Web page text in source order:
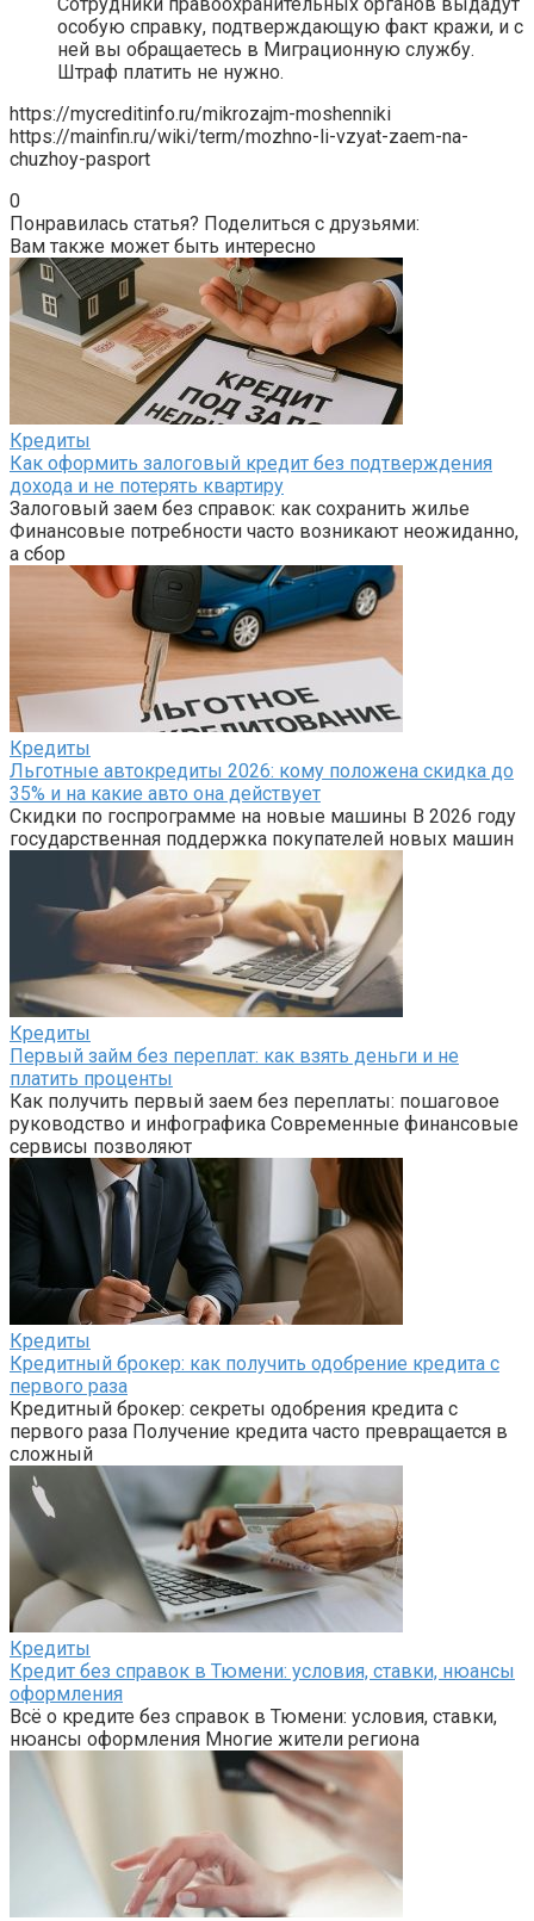
Сотрудники правоохранительных органов выдадут
особую справку, подтверждающую факт кражи, и с
ней вы обращаетесь в Миграционную службу.
Штраф платить не нужно.
https://mycreditinfo.ru/mikrozajm-moshenniki
https://mainfin.ru/wiki/term/mozhno-li-vzyat-zaem-na-
chuzhoy-pasport
0
Понравилась статья? Поделиться с друзьями:
Вам также может быть интересно
Кредиты
Как оформить залоговый кредит без подтверждения
дохода и не потерять квартиру
Залоговый заем без справок: как сохранить жилье
Финансовые потребности часто возникают неожиданно,
а сбор
Кредиты
Льготные автокредиты 2026: кому положена скидка до
35% и на какие авто она действует
Скидки по госпрограмме на новые машины В 2026 году
государственная поддержка покупателей новых машин
Кредиты
Первый займ без переплат: как взять деньги и не
платить проценты
Как получить первый заем без переплаты: пошаговое
руководство и инфографика Современные финансовые
сервисы позволяют
Кредиты
Кредитный брокер: как получить одобрение кредита с
первого раза
Кредитный брокер: секреты одобрения кредита с
первого раза Получение кредита часто превращается в
сложный
Кредиты
Кредит без справок в Тюмени: условия, ставки, нюансы
оформления
Всё о кредите без справок в Тюмени: условия, ставки,
нюансы оформления Многие жители региона